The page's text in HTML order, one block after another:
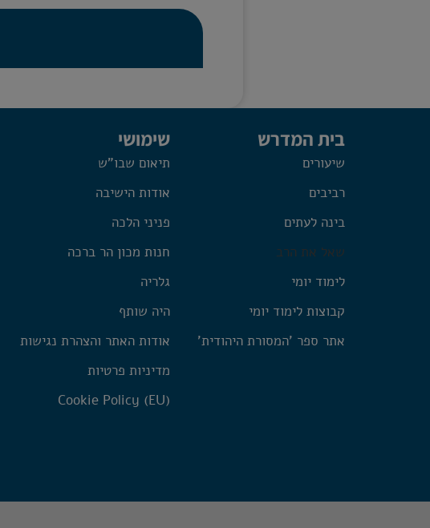
בית המדרש
שיעורים
רביבים
בינה לעתים
שאל את הרב
לימוד יומי
קבוצות לימוד יומי
אתר ספר 'המסורת היהודית'
שימושי
תיאום שבו"ש
אודות הישיבה
פניני הלכה
חנות מכון הר ברכה
גלריה
היה שותף
אודות האתר והצהרת נגישות
מדיניות פרטיות
Cookie Policy (EU)